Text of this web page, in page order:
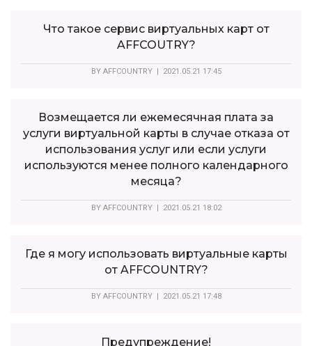
Что такое сервис виртуальных карт от
AFFCOUTRY?
BY AFFCOUNTRY| 2021.05.21 17:45
Возмещается ли ежемесячная плата за
услуги виртуальной карты в случае отказа от
использования услуг или если услуги
используются менее полного календарного
месяца?
BY AFFCOUNTRY| 2021.05.21 18:02
Где я могу использовать виртуальные карты
от AFFCOUNTRY?
BY AFFCOUNTRY| 2021.05.21 17:48
Предупреждение!